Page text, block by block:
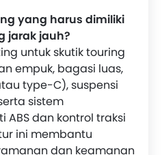
yang harus dimiliki
jarak jauh?
untuk skutik touring
empuk, bagasi luas,
type-C), suspensi
sistem
ABS dan kontrol traksi
ini membantu
dan keamanan